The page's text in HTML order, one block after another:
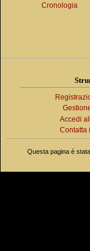
Cronologia
Accedi
Contatta
Questa pagina è